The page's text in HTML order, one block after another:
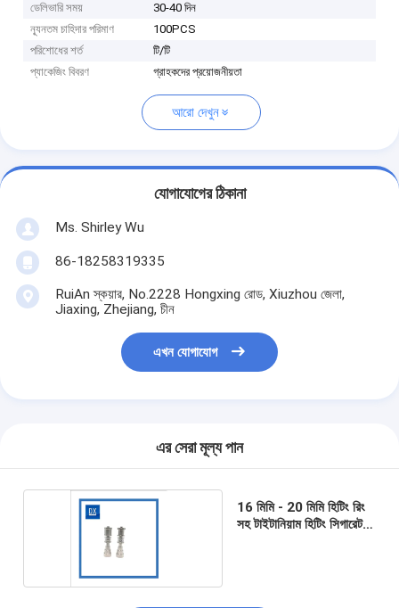
ডেলিভারি সময়
30-40 দিন
ন্যূনতম চাহিদার পরিমাণ
100PCS
পরিশোধের শর্ত
টি/টি
প্যাকেজিং বিবরণ
গ্রাহকদের প্রয়োজনীয়তা
আরো দেখুন
যোগাযোগের ঠিকানা
Ms. Shirley Wu
86-18258319335
RuiAn স্কয়ার, No.2228 Hongxing রোড, Xiuzhou জেলা,
Jiaxing, Zhejiang, চীন
এখন যোগাযোগ
এর সেরা মূল্য পান
16 মিমি - 20 মিমি হিটিং রিং
সহ টাইটানিয়াম হিটিং সিগারেট